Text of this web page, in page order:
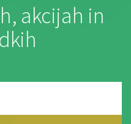
akcijah in